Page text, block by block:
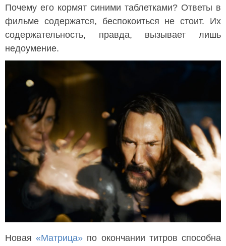
Почему его кормят синими таблетками? Ответы в
фильме содержатся, беспокоиться не стоит. Их
содержательность, правда, вызывает лишь
недоумение.
Новая«Матрица» по окончании титров способна